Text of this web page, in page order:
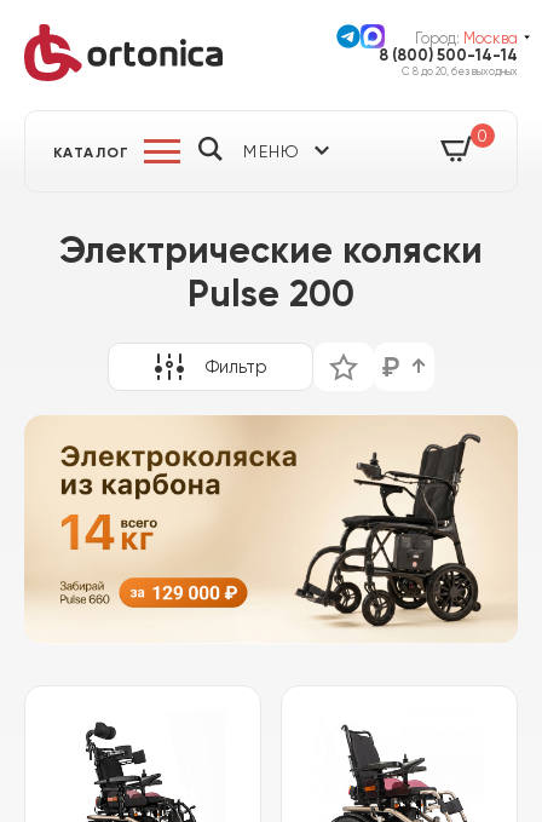
Город: Москва
8 (800) 500-14-14
С 8 до 20, без выходных
КАТАЛОГ МЕНЮ
0
Электрические коляски
Pulse 200
Фильтр